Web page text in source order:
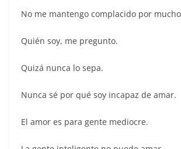
No me mantengo complacido por
Quién soy, me pregunto.
Quizá nunca lo sepa.
Nunca sé por qué soy incapaz de amar.
El amor es para gente mediocre.